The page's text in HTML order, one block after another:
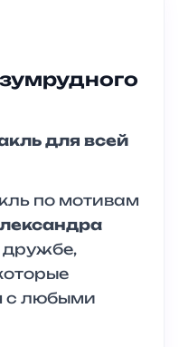
для всей
по мотивам
дружбе,
с любыми